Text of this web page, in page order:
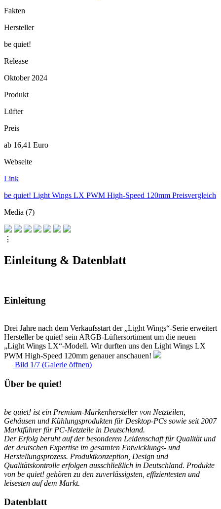
Fakten
Hersteller
be quiet!
Release
Oktober 2024
Produkt
Lüfter
Preis
ab 16,41 Euro
Webseite
Link
be quiet! Light Wings LX PWM High-Speed 120mm Preisvergleich
Media (7)
⋮
Einleitung & Datenblatt
Einleitung
Drei Jahre nach dem Verkaufsstart der „Light Wings“-Serie erweitert
Hersteller be quiet! sein ARGB-Lüftersortiment um die neuen
„Light Wings LX“-Modell. Wir durften uns den Light Wings LX
PWM High-Speed 120mm genauer anschauen!
Bild 1/7 (Galerie öffnen)
Über be quiet!
be quiet! ist ein Premium-Markenhersteller von Netzteilen,
Gehäusen und Kühlungsprodukten für Desktop-PCs sowie seit 2007
Marktführer für PC-Netzteile in Deutschland.
Der Erfolg beruht auf der besonderen Leidenschaft für Qualität und
der deutschen Expertise im gesamten Entwicklungs- und
Herstellungsprozess. Produktkonzeption, Design und
Qualitätskontrolle erfolgen ausschließlich in Deutschland. Produkte
von be quiet! gehören zu den zuverlässigsten, effizientesten und
leisesten auf dem Markt.
Datenblatt